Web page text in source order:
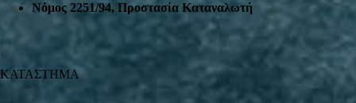
Nόμος 2251/94, Προστασία Καταναλωτή
ΚΑΤΑΣΤΗΜΑ